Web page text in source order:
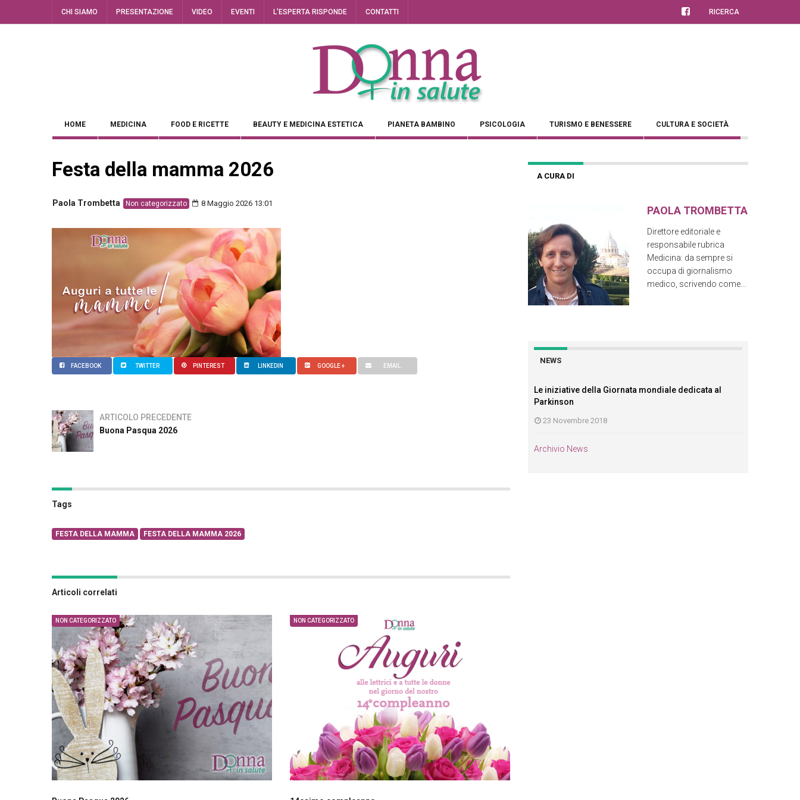
CHI SIAMO PRESENTAZIONE VIDEO EVENTI L’ESPERTA RISPONDE CONTATTI RICERCA
HOME MEDICINA FOOD E RICETTE BEAUTY E MEDICINA ESTETICA PIANETA BAMBINO PSICOLOGIA TURISMO E BENESSERE CULTURA E SOCIETÀ
Festa della mamma 2026
Paola Trombetta Non categorizzato 8 Maggio 2026 13:01
FACEBOOK TWITTER PINTEREST LINKEDIN GOOGLE + EMAIL
ARTICOLO PRECEDENTE
Buona Pasqua 2026
Tags
FESTA DELLA MAMMA FESTA DELLA MAMMA 2026
Articoli correlati
NON CATEGORIZZATO NON CATEGORIZZATO
A CURA DI
PAOLA TROMBETTA
Direttore editoriale e
responsabile rubrica
Medicina: da sempre si
occupa di giornalismo
medico, scrivendo come...
NEWS
Le iniziative della Giornata mondiale dedicata al
Parkinson
23 Novembre 2018
Archivio News